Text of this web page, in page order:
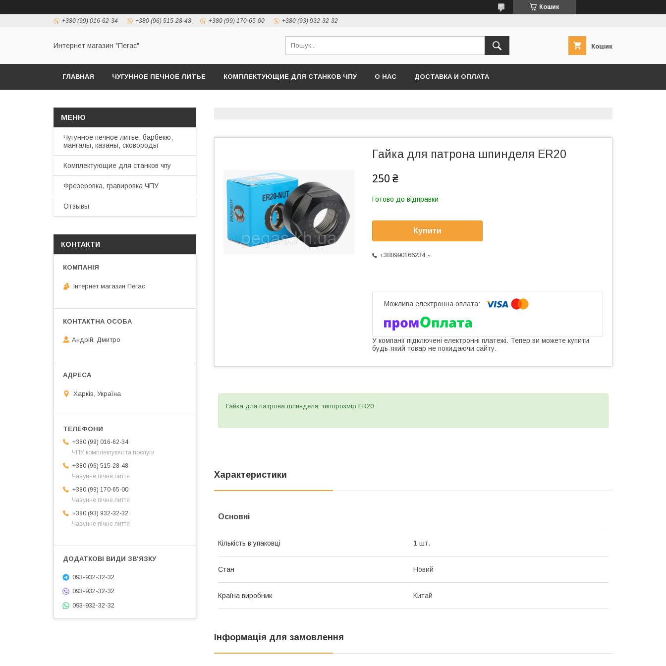
Кошик
+380 (99) 016-62-34 +380 (96) 515-28-48 +380 (99) 170-65-00 +380 (93) 932-32-32
Интернет магазин "Пегас" Кошик
ГЛАВНАЯ ЧУГУННОЕ ПЕЧНОЕ ЛИТЬЕ КОМПЛЕКТУЮЩИЕ ДЛЯ СТАНКОВ ЧПУ О НАС ДОСТАВКА И ОПЛАТА
Гайка для патрона шпинделя ER20
250 ₴
Готово до відправки
Купити
+380990166234
У компанії підключені електронні платежі. Тепер ви можете купити
будь-який товар не покидаючи сайту.
Гайка для патрона шпинделя, типорозмір ER20
Характеристики
Основні
Кількість в упаковці 1 шт.
Стан Новий
Країна виробник Китай
Інформація для замовлення
Чугунное печное литье, барбекю,
мангалы, казаны, сковороды
Комплектующие для станков чпу
Фрезеровка, гравировка ЧПУ
Отзывы
КОНТАКТИ
Інтернет магазин Пегас
Андрій, Дмитро
Харків, Україна
+380 (99) 016-62-34
ЧПУ комплектуючі та послуги
+380 (96) 515-28-48
Чавунне пічне лиття
+380 (99) 170-65-00
Чавунне пічне лиття
+380 (93) 932-32-32
Чавунне пічне лиття
093-932-32-32
093-932-32-32
093-932-32-32